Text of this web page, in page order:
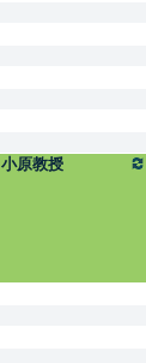
小原教授